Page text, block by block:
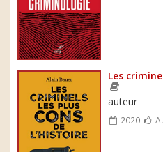
Les
auteur
2020